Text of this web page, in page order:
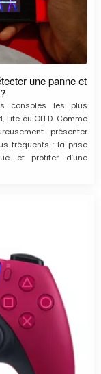
une panne et
consoles les plus
ou OLED. Comme
présenter
fréquents : la prise
et profiter d’une